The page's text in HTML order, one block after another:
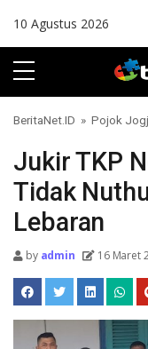
10 Agustus 2026
BeritaNet.ID » Pojok
Jukir TKP
Tidak
Lebaran
byadmin 16 Maret